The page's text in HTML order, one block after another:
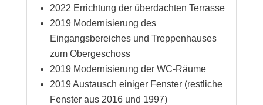
2022 Errichtung der überdachten Terrasse
2019 Modernisierung des
Eingangsbereiches und Treppenhauses
zum Obergeschoss
2019 Modernisierung der WC-Räume
2019 Austausch einiger Fenster (restliche
Fenster aus 2016 und 1997)